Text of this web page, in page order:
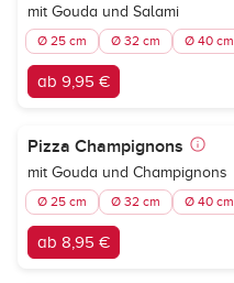
mit Gouda und Salami
Ø 25 cm Ø 32 cm Ø 40 cm
ab 9,95 €
Pizza Champignons
mit Gouda und Champignons
Ø 25 cm Ø 32 cm Ø 40 cm
ab 8,95 €